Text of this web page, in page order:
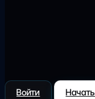
Войти Начать